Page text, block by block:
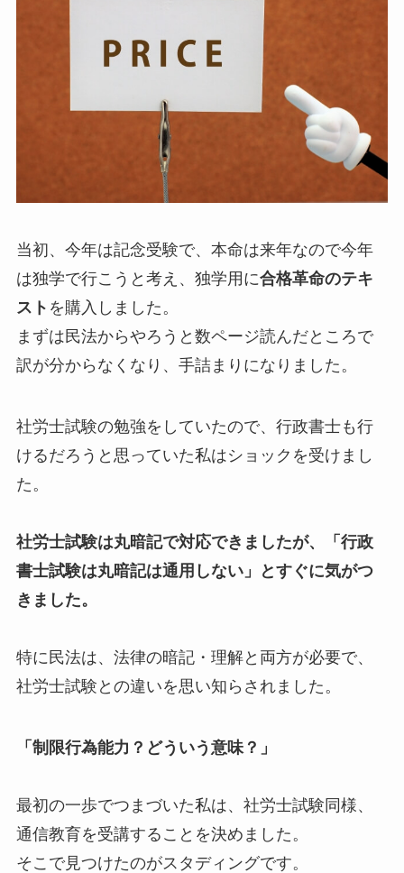
当初、今年は記念受験で、本命は来年なので今年
は独学で行こうと考え、独学用に合格革命のテキ
スト を購入しました。
まずは民法からやろうと数ページ読んだところで
訳が分からなくなり、手詰まりになりました。
社労士試験の勉強をしていたので、行政書士も行
けるだろうと思っていた私はショックを受けまし
た。
社労士試験は丸暗記で対応できましたが、「行政
書士試験は丸暗記は通用しない」とすぐに気がつ
きました。
特に民法は、法律の暗記・理解と両方が必要で、
社労士試験との違いを思い知らされました。
「制限行為能力？どういう意味？」
最初の一歩でつまづいた私は、社労士試験同様、
通信教育を受講することを決めました。
そこで見つけたのがスタディングです。